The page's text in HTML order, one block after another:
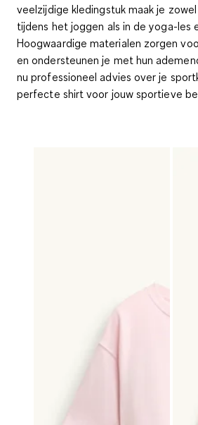
veelzijdige kledingstuk maak je
tijdens het joggen als in de yoga-les
Hoogwaardige materialen zorgen
en ondersteunen je met hun
nu professioneel advies over je
perfecte shirt voor jouw sportieve